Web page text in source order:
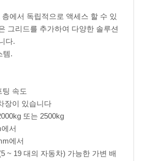
에서 독립적으로 액세스 할 수 있
그리드를 추가하여 다양한 솔루션
다.
템.
팅 속도
장이 있습니다
또는 2500kg
서
에서
~ 19 대의 자동차) 가능한 가변 배